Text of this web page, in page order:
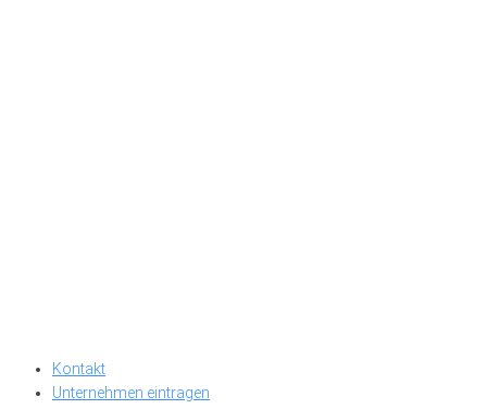
Kontakt
Unternehmen eintragen